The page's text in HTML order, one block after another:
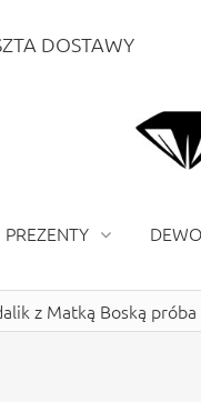
DOSTAWY
PREZENTY
z Matką Boską